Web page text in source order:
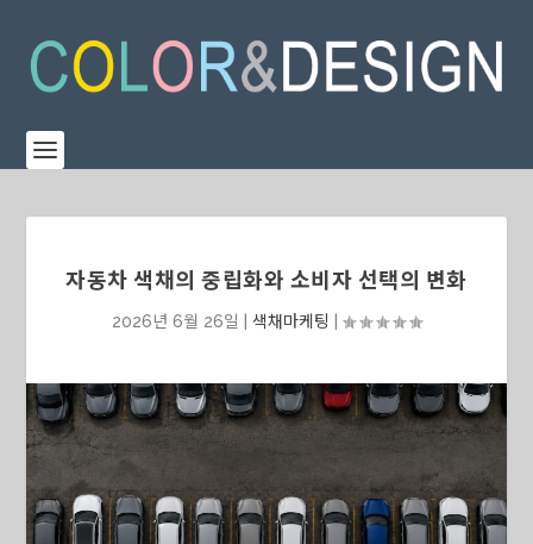
자동차 색채의 중립화와 소비자 선택의 변화
2026년 6월 26일 색채마케팅